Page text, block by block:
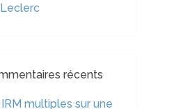
récents
IRM multiples sur une